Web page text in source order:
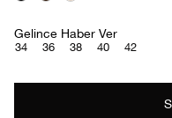
Gelince Haber Ver
34 36 38 40 42